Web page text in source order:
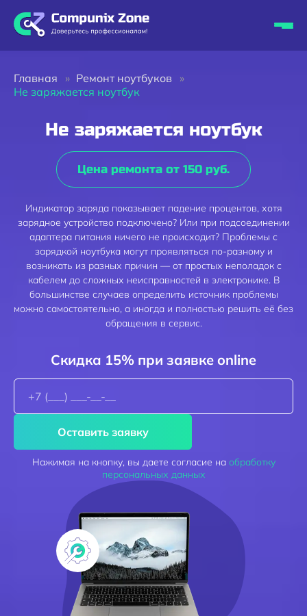
Главная
Ремонт ноутбуков
Не заряжается ноутбук
Не заряжается ноутбук
Цена ремонта от 150 руб.
Индикатор заряда показывает падение процентов, хотя
зарядное устройство подключено? Или при подсоединении
адаптера питания ничего не происходит? Проблемы с
зарядкой ноутбука могут проявляться по-разному и
возникать из разных причин — от простых неполадок с
кабелем до сложных неисправностей в электронике. В
большинстве случаев определить источник проблемы
можно самостоятельно, а иногда и полностью решить её без
обращения в сервис.
Скидка 15% при заявке online
Оставить заявку
Нажимая на кнопку, вы даете согласие на обработку
персональных данных